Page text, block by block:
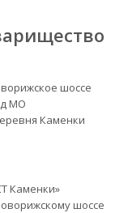
шоссе
МО
Каменки
Каменки»
шоссе